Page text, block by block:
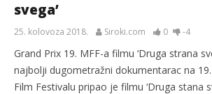
svega’
25. kolovoza 2018. Siroki.com 0 -4
Grand Prix 19. MFF-a filmu ‘Druga strana
najbolji dugometražni dokumentarac na
Film Festivalu pripao je filmu ‘Druga stana